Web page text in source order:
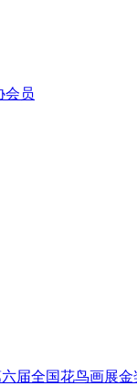
会员
届全国花鸟画展